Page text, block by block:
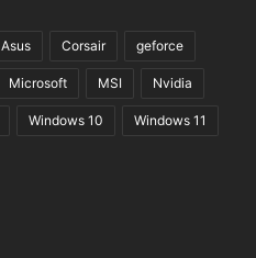
Asus Corsair geforce
Microsoft MSI Nvidia
Windows 10 Windows 11